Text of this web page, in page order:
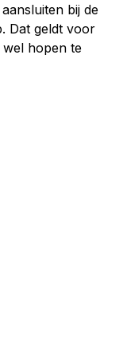
bij de
Dat geldt voor
hopen te